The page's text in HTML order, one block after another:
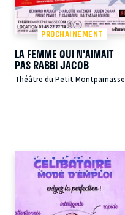
PROCHAINEMENT
LA FEMME QUI N'AIMAIT
PAS RABBI JACOB
Théâtre du Petit Montparnasse